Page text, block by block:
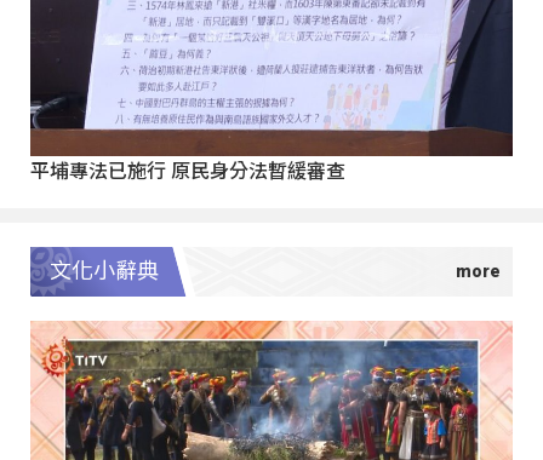
平埔專法已施行 原民身分法暫緩審查
文化小辭典